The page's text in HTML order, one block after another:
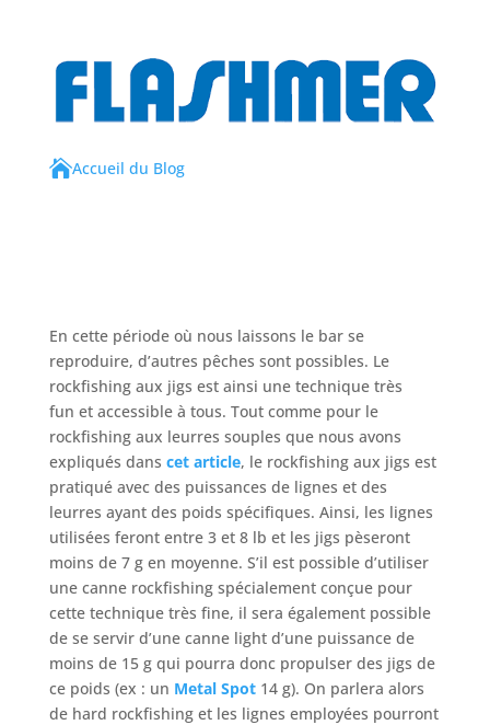
Accueil du Blog
En cette période où nous laissons le bar se
reproduire, d’autres pêches sont possibles. Le
rockfishing aux jigs est ainsi une technique très
fun et accessible à tous. Tout comme pour le
rockfishing aux leurres souples que nous avons
expliqués dans cet article, le rockfishing aux jigs est
pratiqué avec des puissances de lignes et des
leurres ayant des poids spécifiques. Ainsi, les lignes
utilisées feront entre 3 et 8 lb et les jigs pèseront
moins de 7 g en moyenne. S’il est possible d’utiliser
une canne rockfishing spécialement conçue pour
cette technique très fine, il sera également possible
de se servir d’une canne light d’une puissance de
moins de 15 g qui pourra donc propulser des jigs de
ce poids (ex : un Metal Spot 14 g). On parlera alors
de hard rockfishing et les lignes employées pourront